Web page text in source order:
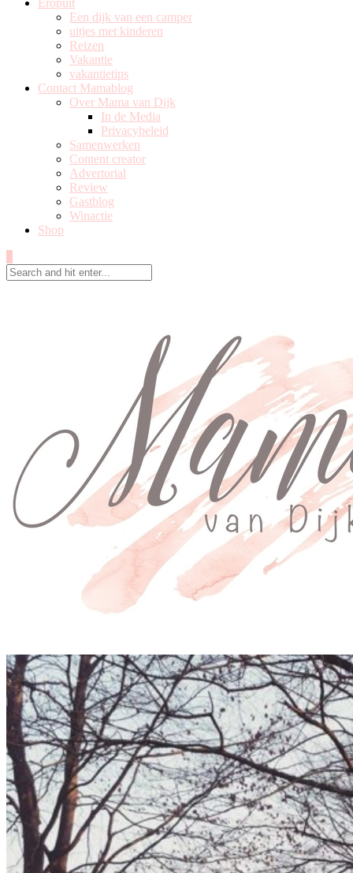
Eropuit
Een dijk van een camper
uitjes met kinderen
Reizen
Vakantie
vakantietips
Contact Mamablog
Over Mama van Dijk
In de Media
Privacybeleid
Samenwerken
Content creator
Advertorial
Review
Gastblog
Winactie
Shop